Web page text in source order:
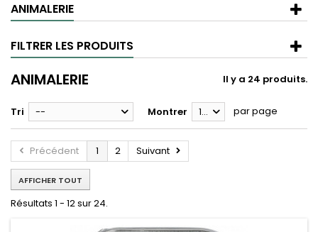
ANIMALERIE
FILTRER LES PRODUITS
ANIMALERIE Il y a 24 produits.
Tri -- Montrer 12 par page
Précédent 1 2 Suivant
AFFICHER TOUT
Résultats 1 - 12 sur 24.